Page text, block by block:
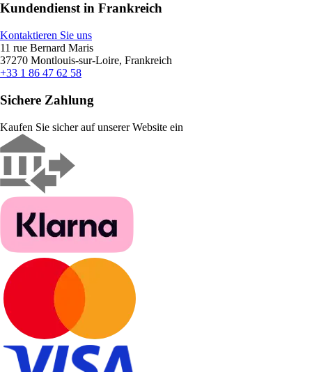
Kundendienst in Frankreich
Kontaktieren Sie uns
11 rue Bernard Maris
37270 Montlouis-sur-Loire, Frankreich
+33 1 86 47 62 58
Sichere Zahlung
Kaufen Sie sicher auf unserer Website ein